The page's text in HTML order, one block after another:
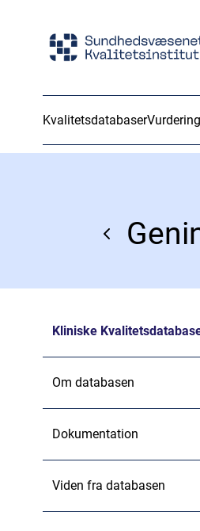
Kvalitetsdatabaser
Kliniske
Om databasen
Dokumentation
Viden fra databasen